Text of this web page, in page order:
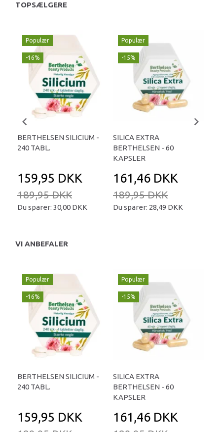
TOPSÆLGERE
Populær
-16%
BERTHELSEN SILICIUM -
240 TABL.
159,95 DKK
189,95 DKK
Du sparer: 30,00 DKK
Populær
-15%
SILICA EXTRA
BERTHELSEN - 60
KAPSLER
161,46 DKK
189,95 DKK
Du sparer: 28,49 DKK
VI ANBEFALER
Populær
-16%
BERTHELSEN SILICIUM -
240 TABL.
159,95 DKK
Populær
-15%
SILICA EXTRA
BERTHELSEN - 60
KAPSLER
161,46 DKK